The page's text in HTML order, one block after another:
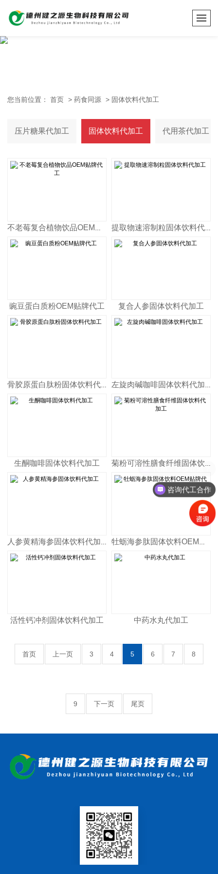
您当前位置： 首页 > 药食同源 > 固体饮料代加工
压片糖果代加工 固体饮料代加工 代用茶代加工
不老莓复合植物饮品OEM贴牌代工 提取物速溶制粒固体饮料代加工
豌豆蛋白质粉OEM贴牌代工 复合人参固体饮料代加工
骨胶原蛋白肽粉固体饮料代加工 左旋肉碱咖啡固体饮料代加工
生酮咖啡固体饮料代加工 菊粉可溶性膳食纤维固体饮料代加工
人参黄精海参固体饮料代加工 牡蛎海参肽固体饮料OEM贴牌代加工
活性钙冲剂固体饮料代加工 中药水丸代加工
首页 上一页 3 4 5 6 7 8
9 下一页 尾页
咨询代工合作
代加工多少起做？